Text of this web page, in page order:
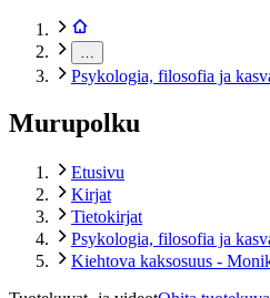
Psykologia, filosofia ja
Murupolku
Etusivu
Kirjat
Tietokirjat
Psykologia, filosofia ja
Kiehtova kaksosuus -